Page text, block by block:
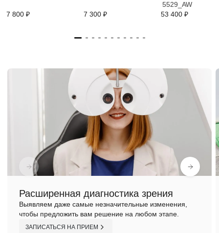
7 800 ₽ 7 300 ₽
5529_AW
53 400 ₽
Расширенная диагностика зрения
Выявляем даже самые незначительные изменения,
чтобы предложить вам решение на любом этапе.
ЗАПИСАТЬСЯ НА ПРИЕМ